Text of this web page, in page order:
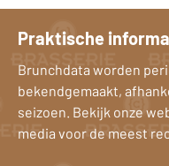
Praktische
Brunchdata worden
bekendgemaakt,
seizoen. Bekijk onze
media voor de meest